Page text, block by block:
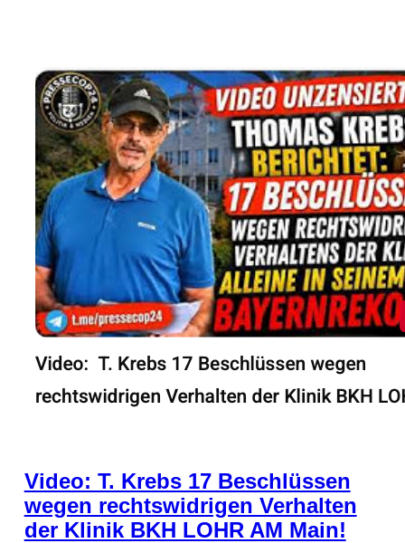
Video: T. Krebs 17 Beschlüssen
wegen rechtswidrigen Verhalten
der Klinik BKH LOHR AM Main!